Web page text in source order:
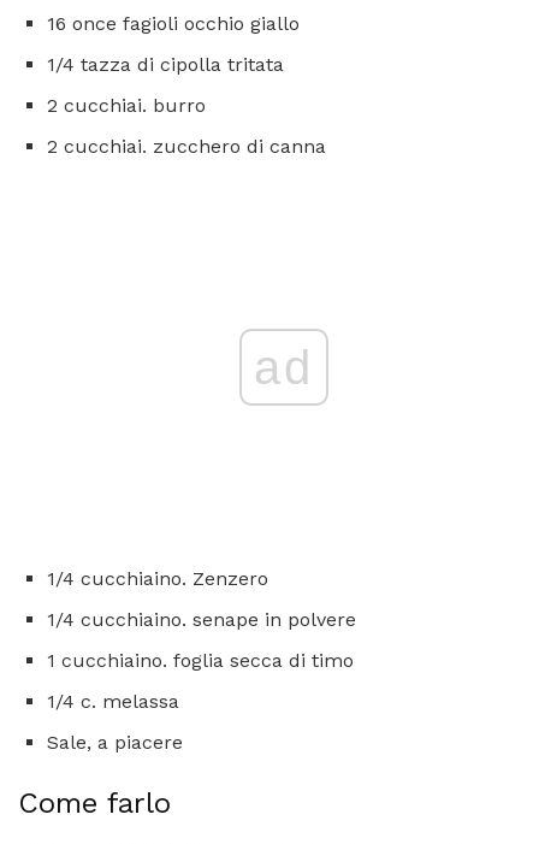
16 once fagioli occhio giallo
1/4 tazza di cipolla tritata
2 cucchiai. burro
2 cucchiai. zucchero di canna
ad
1/4 cucchiaino. Zenzero
1/4 cucchiaino. senape in polvere
1 cucchiaino. foglia secca di timo
1/4 c. melassa
Sale, a piacere
Come farlo